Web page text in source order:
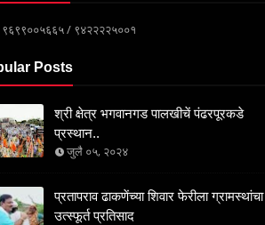
९६९९००५६६५ / ९४२२२२५००१
Posts
श्री क्षेत्र भगवानगड पालखीचें पंढरपूरकडे
प्रस्थान..
जुलै ०५, २०२४
प्रतापराव ढाकणेंच्या शिवार फेरीला ग्रामस्थांचा
उत्स्फूर्त प्रतिसाद